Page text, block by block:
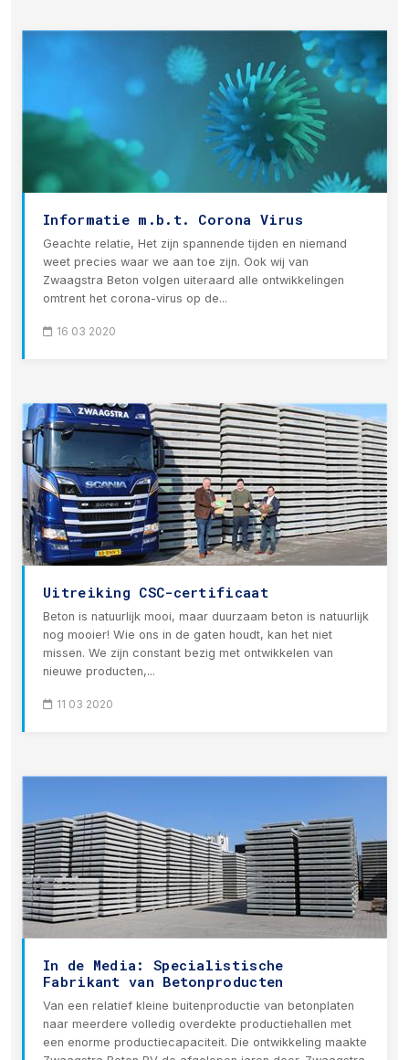
Informatie m.b.t. Corona Virus
Geachte relatie, Het zijn spannende tijden en niemand
weet precies waar we aan toe zijn. Ook wij van
Zwaagstra Beton volgen uiteraard alle ontwikkelingen
omtrent het corona-virus op de...
16 03 2020
Uitreiking CSC-certificaat
Beton is natuurlijk mooi, maar duurzaam beton is natuurlijk
nog mooier! Wie ons in de gaten houdt, kan het niet
missen. We zijn constant bezig met ontwikkelen van
nieuwe producten,...
11 03 2020
In de Media: Specialistische
Fabrikant van Betonproducten
Van een relatief kleine buitenproductie van betonplaten
naar meerdere volledig overdekte productiehallen met
een enorme productiecapaciteit. Die ontwikkeling maakte